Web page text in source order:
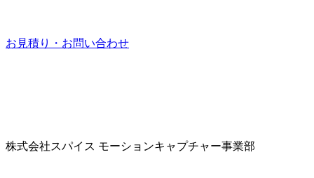
お見積り・お問い合わせ
株式会社スパイス モーションキャプチャー事業部